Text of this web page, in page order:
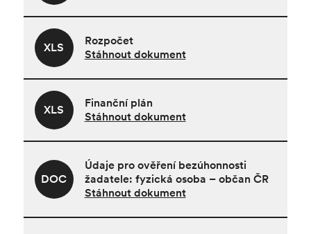
Rozpočet
Stáhnout dokument
XLS
Finanční plán
Stáhnout dokument
XLS
Údaje pro ověření bezúhonnosti
žadatele: fyzická osoba – občan ČR
Stáhnout dokument
DOC